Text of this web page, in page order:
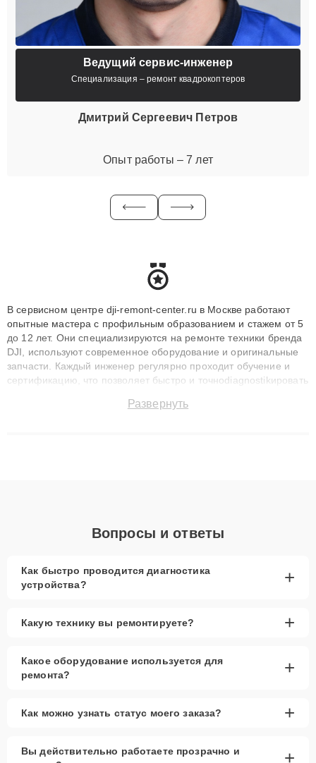
Ведущий сервис-инженер
Специализация – ремонт квадрокоптеров
Дмитрий Сергеевич Петров
Опыт работы – 7 лет
В сервисном центре dji-remont-center.ru в Москве работают
опытные мастера с профильным образованием и стажем от 5
до 12 лет. Они специализируются на ремонте техники бренда
DJI, используют современное оборудование и оригинальные
запчасти. Каждый инженер регулярно проходит обучение и
сертификацию, что позволяет быстро и точноdiagnostikировать
до 3 лет. Наши мастера решают сложные случаи: от замены
Развернуть
Вопросы и ответы
Как быстро проводится диагностика
устройства?
+
Какую технику вы ремонтируете? +
Какое оборудование используется для
ремонта?
+
Как можно узнать статус моего заказа? +
Вы действительно работаете прозрачно и
+